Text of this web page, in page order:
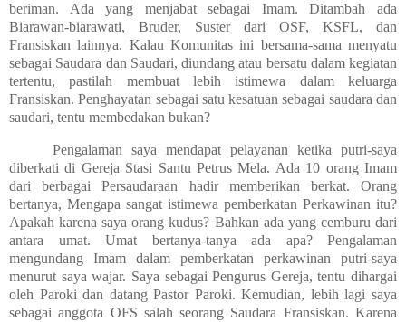
beriman. Ada yang menjabat sebagai Imam. Ditambah ada
Biarawan-biarawati, Bruder, Suster dari OSF, KSFL, dan
Fransiskan lainnya. Kalau Komunitas ini bersama-sama menyatu
sebagai Saudara dan Saudari, diundang atau bersatu dalam kegiatan
tertentu, pastilah membuat lebih istimewa dalam keluarga
Fransiskan. Penghayatan sebagai satu kesatuan sebagai saudara dan
saudari, tentu membedakan bukan?
Pengalaman saya mendapat pelayanan ketika putri-saya
diberkati di Gereja Stasi Santu Petrus Mela. Ada 10 orang Imam
dari berbagai Persaudaraan hadir memberikan berkat. Orang
bertanya, Mengapa sangat istimewa pemberkatan Perkawinan itu?
Apakah karena saya orang kudus? Bahkan ada yang cemburu dari
antara umat. Umat bertanya-tanya ada apa? Pengalaman
mengundang Imam dalam pemberkatan perkawinan putri-saya
menurut saya wajar. Saya sebagai Pengurus Gereja, tentu dihargai
oleh Paroki dan datang Pastor Paroki. Kemudian, lebih lagi saya
sebagai anggota OFS salah seorang Saudara Fransiskan. Karena